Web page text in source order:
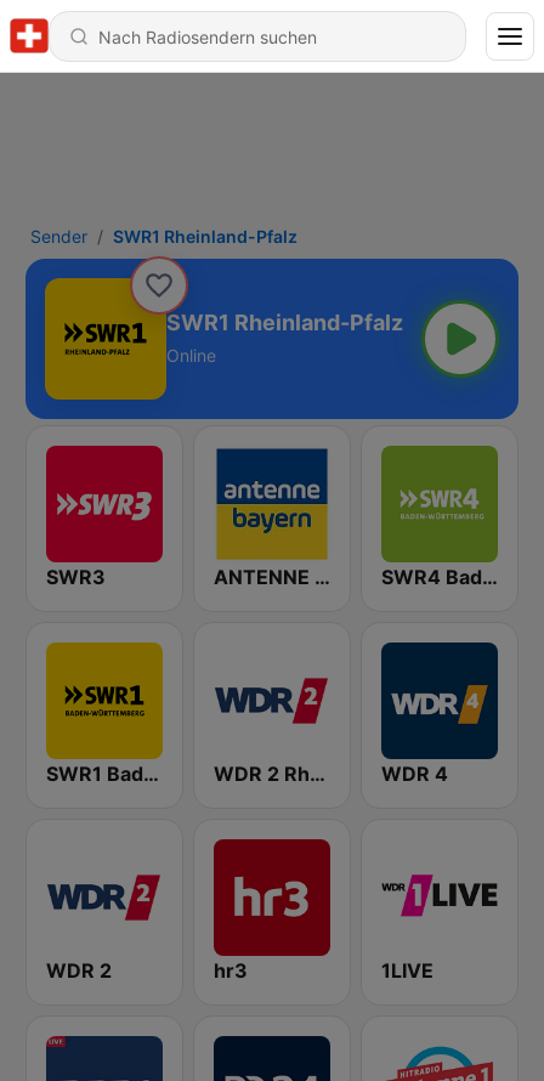
Sender SWR1 Rheinland-Pfalz
SWR1 Rheinland-Pfalz
Online
SWR3 ANTENNE BAYERN SWR4 Baden-Württemberg
SWR1 Baden-Württemberg WDR 2 Rhein und Ruhr WDR 4
WDR 2 hr3 1LIVE